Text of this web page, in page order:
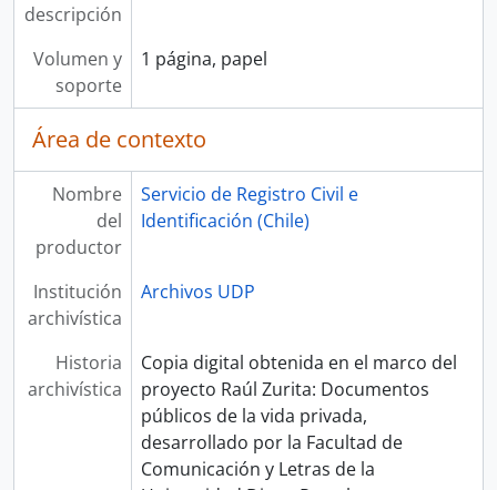
descripción
Volumen y
soporte
1 página, papel
Área de contexto
Nombre
del
productor
Servicio de Registro Civil e
Identificación (Chile)
Institución
archivística
Archivos UDP
Historia
archivística
Copia digital obtenida en el marco del
proyecto Raúl Zurita: Documentos
públicos de la vida privada,
desarrollado por la Facultad de
Comunicación y Letras de la